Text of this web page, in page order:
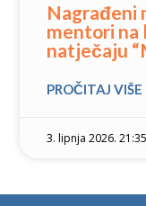
Nagrađeni
mentori na
natječaju
PROČITAJ VIŠE
3. lipnja 2026. 21:35